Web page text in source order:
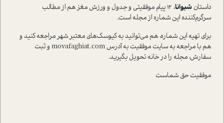
داستان شیوانا
، 12 پیام موفقیتی و جدول و ورزش مغز هم از مطالب
سرگرم‌کننده این شماره از مجله ا‌ست.
برای تهیه‌ این شماره، هم می‌توانید به کیوسک‌های معتبر شهر مراجعه کنید و
هم با مراجعه به سایت موفقیت به آدرس movafaghiat.com و ثبت
سفارش، مجله را در خانه تحویل بگیرید.
موفقیت حق شماست